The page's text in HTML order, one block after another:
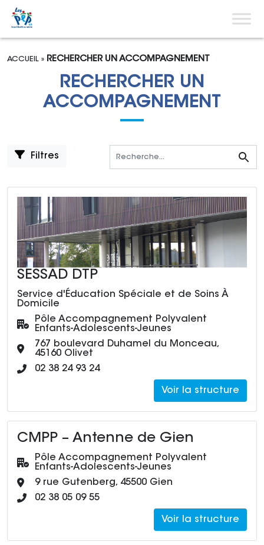
Menu
ACCUEIL » RECHERCHER UN ACCOMPAGNEMENT
RECHERCHER UN
ACCOMPAGNEMENT
Filtres
SESSAD DTP
Service d'Éducation Spéciale et de Soins À
Domicile
Pôle :
Pôle Accompagnement Polyvalent
Enfants-Adolescents-Jeunes
Adresse :
767 boulevard Duhamel du Monceau,
45160 Olivet
Numéro de téléphone :
02 38 24 93 24
Voir la structure
CMPP – Antenne de Gien
Pôle :
Pôle Accompagnement Polyvalent
Enfants-Adolescents-Jeunes
Adresse :
9 rue Gutenberg, 45500 Gien
Numéro de téléphone :
02 38 05 09 55
Voir la structure